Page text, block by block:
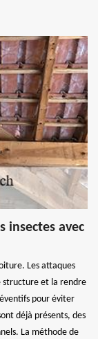
insectes avec
Les attaques
structure et la rendre
pour éviter
déjà présents, des
La méthode de